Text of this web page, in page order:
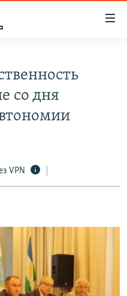
со дня
VPN